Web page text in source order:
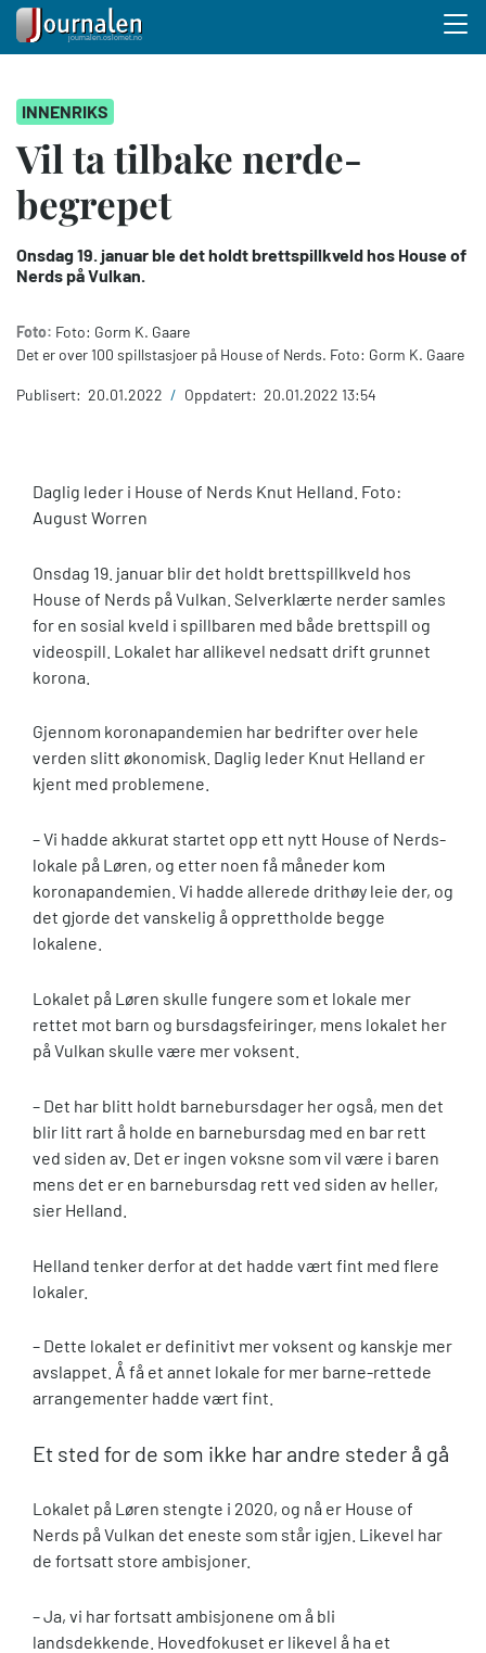
hovedinnhold
INNENRIKS
Vil ta tilbake nerde-
begrepet
Onsdag 19. januar ble det holdt brettspillkveld hos House of
Nerds på Vulkan.
Foto: Foto: Gorm K. Gaare
Det er over 100 spillstasjoer på House of Nerds. Foto: Gorm K. Gaare
Publisert: 20.01.2022 / Oppdatert: 20.01.2022 13:54
Daglig leder i House of Nerds Knut Helland. Foto:
August Worren
Onsdag 19. januar blir det holdt brettspillkveld hos
House of Nerds på Vulkan. Selverklærte nerder samles
for en sosial kveld i spillbaren med både brettspill og
videospill. Lokalet har allikevel nedsatt drift grunnet
korona.
Gjennom koronapandemien har bedrifter over hele
verden slitt økonomisk. Daglig leder Knut Helland er
kjent med problemene.
– Vi hadde akkurat startet opp ett nytt House of Nerds-
lokale på Løren, og etter noen få måneder kom
koronapandemien. Vi hadde allerede drithøy leie der, og
det gjorde det vanskelig å opprettholde begge
lokalene.
Lokalet på Løren skulle fungere som et lokale mer
rettet mot barn og bursdagsfeiringer, mens lokalet her
på Vulkan skulle være mer voksent.
– Det har blitt holdt barnebursdager her også, men det
blir litt rart å holde en barnebursdag med en bar rett
ved siden av. Det er ingen voksne som vil være i baren
mens det er en barnebursdag rett ved siden av heller,
sier Helland.
Helland tenker derfor at det hadde vært fint med flere
lokaler.
– Dette lokalet er definitivt mer voksent og kanskje mer
avslappet. Å få et annet lokale for mer barne-rettede
arrangementer hadde vært fint.
Et sted for de som ikke har andre steder å gå
Lokalet på Løren stengte i 2020, og nå er House of
Nerds på Vulkan det eneste som står igjen. Likevel har
de fortsatt store ambisjoner.
– Ja, vi har fortsatt ambisjonene om å bli
landsdekkende. Hovedfokuset er likevel å ha et